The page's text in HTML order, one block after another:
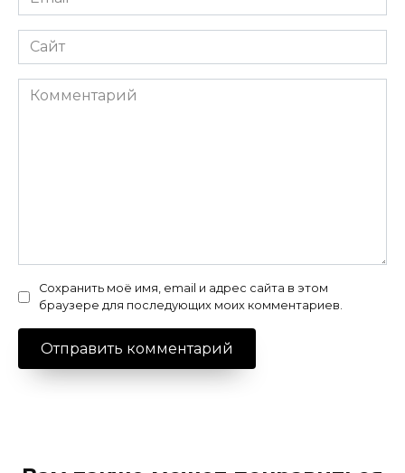
*
Сайт
Комментарий
Сохранить моё имя, email и адрес сайта в этом
браузере для последующих моих комментариев.